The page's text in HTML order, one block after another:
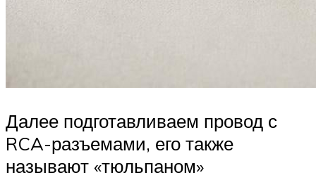
Далее подготавливаем провод с
RCA-разъемами, его также
называют «тюльпаном»